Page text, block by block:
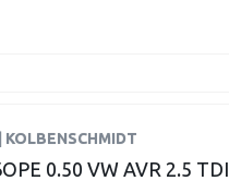
KOLBENSCHMIDT
0.50 VW AVR 2.5 TDI